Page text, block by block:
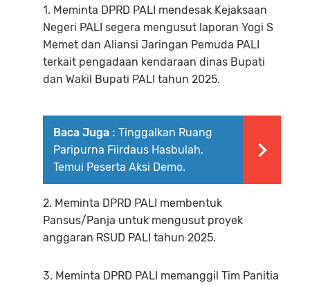
1. Meminta DPRD PALI mendesak Kejaksaan
Negeri PALI segera mengusut laporan Yogi S
Memet dan Aliansi Jaringan Pemuda PALI
terkait pengadaan kendaraan dinas Bupati
dan Wakil Bupati PALI tahun 2025.
Baca Juga : Tinggalkan Ruang
Paripurna Fiirdaus Hasbulah,
Temui Peserta Aksi Demo.
2. Meminta DPRD PALI membentuk
Pansus/Panja untuk mengusut proyek
anggaran RSUD PALI tahun 2025.
3. Meminta DPRD PALI memanggil Tim Panitia